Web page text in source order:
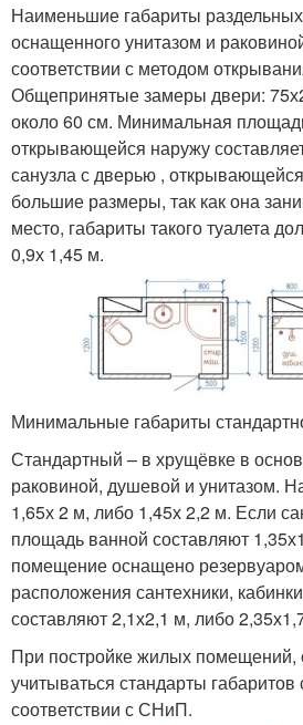
Наименьшие габариты
оснащенного унитазом и
соответствии с методом
Общепринятые замеры двери:
около 60 см. Минимальная
открывающейся наружу
санузла с дверью ,
большие размеры, так как она
место, габариты такого туалета
0,9х 1,45 м.
Минимальные габариты
Стандартный – в хрущёвке в
раковиной, душевой и унитазом.
1,65х 2 м, либо 1,45х 2,2 м. Если
площадь ванной составляют
помещение оснащено
расположения сантехники,
составляют 2,1х2,1 м, либо
При постройке жилых помещений,
учитываться стандарты габаритов
соответствии с СНиП.